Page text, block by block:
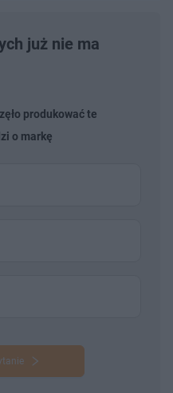
już nie ma
produkować te
o markę